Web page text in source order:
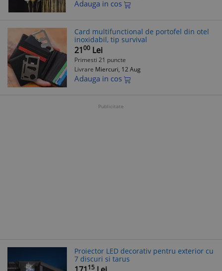
Adauga in cos
Card multifunctional de portofel din otel
inoxidabil, tip survival
2100 Lei
Primesti 21 puncte
Livrare Miercuri, 12 Aug
Adauga in cos
Publicitate
Proiector LED decorativ pentru exterior cu
7 discuri si tarus
15